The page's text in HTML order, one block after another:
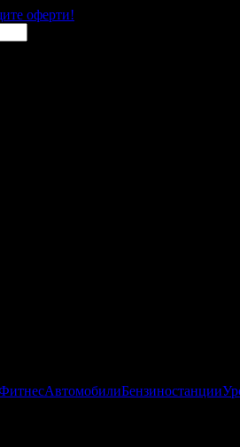
оферти!
АвтомобилиБензиностанции